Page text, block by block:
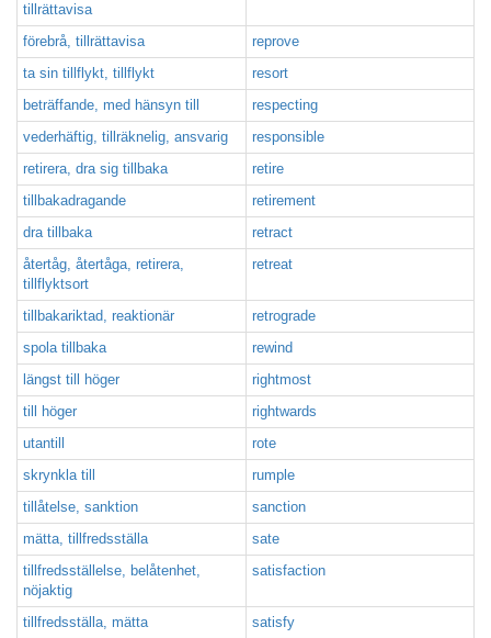
tillrättavisa
förebrå, tillrättavisa
reprove
ta sin tillflykt, tillflykt
resort
beträffande, med hänsyn till
respecting
vederhäftig, tillräknelig, ansvarig
responsible
retirera, dra sig tillbaka
retire
tillbakadragande
retirement
dra tillbaka
retract
återtåg, återtåga, retirera,
tillflyktsort
retreat
tillbakariktad, reaktionär
retrograde
spola tillbaka
rewind
längst till höger
rightmost
till höger
rightwards
utantill
rote
skrynkla till
rumple
tillåtelse, sanktion
sanction
mätta, tillfredsställa
sate
tillfredsställelse, belåtenhet,
nöjaktig
satisfaction
tillfredsställa, mätta
satisfy